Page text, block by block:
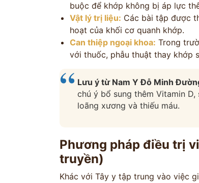
buộc để khớp không bị áp lực
Vật lý trị liệu: Các bài tập được
hoạt của khối cơ quanh khớp.
Can thiệp ngoại khoa: Trong
với thuốc, phẫu thuật thay khớp
Lưu ý từ Nam Y Đỗ Minh
chú ý bổ sung thêm Vitamin
loãng xương và thiếu máu.
Phương pháp điều trị
truyền)
Khác với Tây y tập trung vào việc